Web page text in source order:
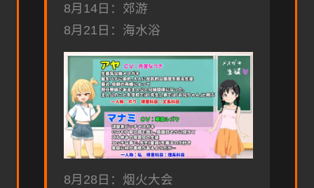
8月14日：郊游
8月21日：海水浴
8月28日：烟火大会